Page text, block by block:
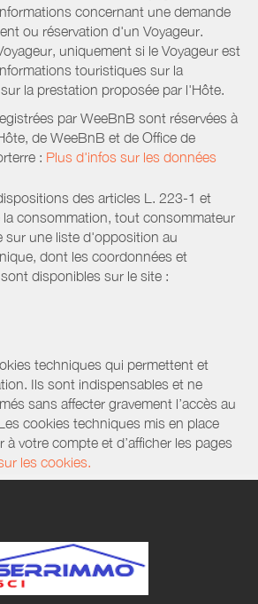
concernant une demande
ou réservation d'un Voyageur.
uniquement si le Voyageur est
touristiques sur la
la prestation proposée par l'Hôte.
par WeeBnB sont réservées à
de WeeBnB et de Office de
: Plus d'infos sur les données
des articles L. 223-1 et
consommation, tout consommateur
sur une liste d'opposition au
dont les coordonnées et
disponibles sur le site :
techniques qui permettent et
Ils sont indispensables et ne
sans affecter gravement l’accès au
cookies techniques mis en place
votre compte et d’afficher les pages
les cookies.